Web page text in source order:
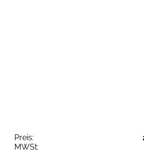
Preis:
MWSt: